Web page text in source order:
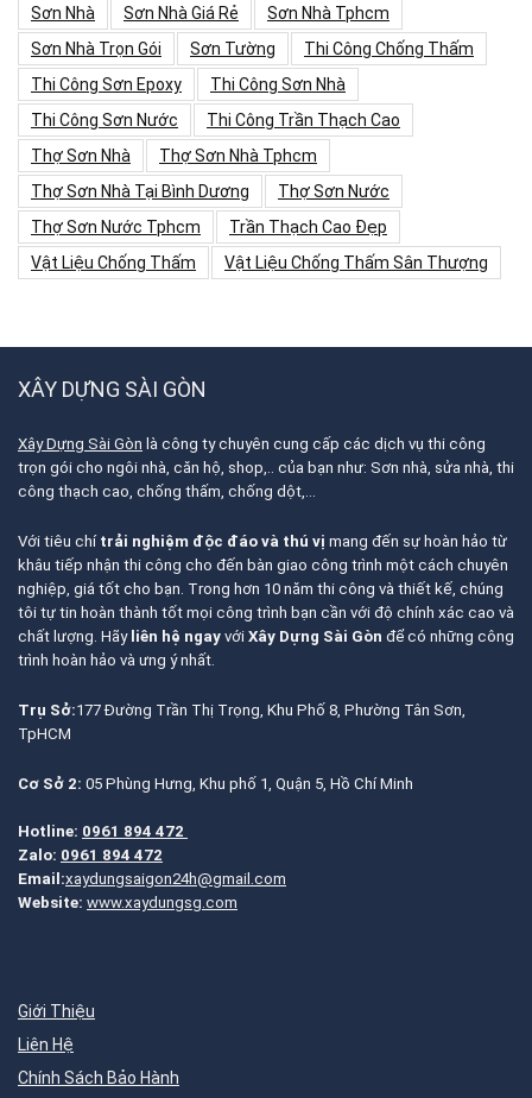
Sơn Nhà Sơn Nhà Giá Rẻ
Sơn Nhà Tphcm
Sơn Nhà Trọn Gói
Sơn Tường
Thi Công Chống Thấm
Thi Công Sơn Epoxy
Thi Công Sơn Nhà
Thi Công Sơn Nước
Thi Công Trần Thạch Cao
Thợ Sơn Nhà
Thợ Sơn Nhà Tphcm
Thợ Sơn Nhà Tại Bình Dương
Thợ Sơn Nước
Thợ Sơn Nước Tphcm
Trần Thạch Cao Đẹp
Vật Liệu Chống Thấm
Vật Liệu Chống Thấm Sân Thượng
XÂY DỰNG SÀI GÒN
Xây Dựng Sài Gòn là công ty chuyên cung cấp các dịch vụ thi công
trọn gói cho ngôi nhà, căn hộ, shop,.. của bạn như: Sơn nhà, sửa nhà, thi
công thạch cao, chống thấm, chống dột,…
Với tiêu chí trải nghiệm độc đáo và thú vị mang đến sự hoàn hảo từ
khâu tiếp nhận thi công cho đến bàn giao công trình một cách chuyên
nghiệp, giá tốt cho bạn. Trong hơn 10 năm thi công và thiết kế, chúng
tôi tự tin hoàn thành tốt mọi công trình bạn cần với độ chính xác cao và
chất lượng. Hãy liên hệ ngay với Xây Dựng Sài Gòn để có những công
trình hoàn hảo và ưng ý nhất.
Trụ Sở:177 Đường Trần Thị Trọng, Khu Phố 8, Phường Tân Sơn,
TpHCM
Cơ Sở 2: 05 Phùng Hưng, Khu phố 1, Quận 5, Hồ Chí Minh
Hotline: 0961 894 472
Zalo: 0961 894 472
Email:xaydungsaigon24h@gmail.com
Website: www.xaydungsg.com
Giới Thiệu
Liên Hệ
Chính Sách Bảo Hành